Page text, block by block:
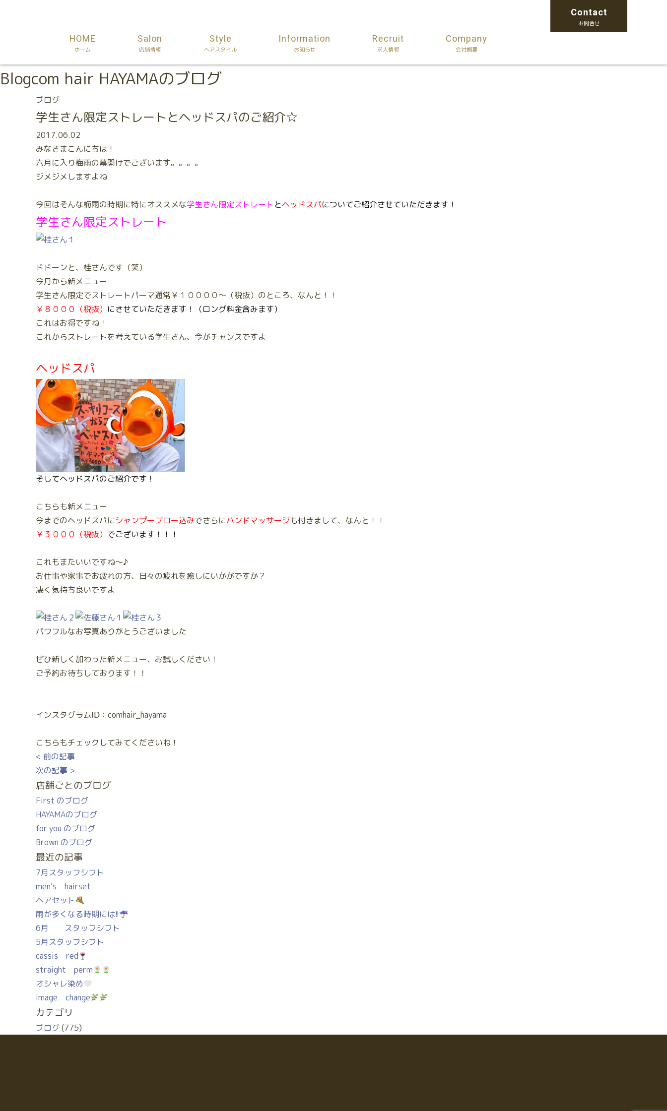
Contact
お問合せ
HOME
ホーム
Salon
店舗情報
Style
ヘアスタイル
Information
お知らせ
Recruit
求人情報
Company
会社概要
Blogcom hair HAYAMAのブログ
ブログ
学生さん限定ストレートとヘッドスパのご紹介☆
2017.06.02
みなさまこんにちは！
六月に入り梅雨の幕開けでございます。。。。
ジメジメしますよね
今回はそんな梅雨の時期に特にオススメな学生さん限定ストレートとヘッドスパについてご紹介させていただきます！
学生さん限定ストレート
ドドーンと、桂さんです（笑）
今月から新メニュー
学生さん限定でストレートパーマ通常￥１００００～（税抜）のところ、なんと！！
￥８０００（税抜） にさせていただきます！（ロング料金含みます）
これはお得ですね！
これからストレートを考えている学生さん、今がチャンスですよ
ヘッドスパ
そしてヘッドスパのご紹介です！
こちらも新メニュー
今までのヘッドスパにシャンプーブロー込みでさらにハンドマッサージも付きまして、なんと！！
￥３０００（税抜） でございます！！！
これもまたいいですね～♪
お仕事や家事でお疲れの方、日々の疲れを癒しにいかがですか？
凄く気持ち良いですよ
パワフルなお写真ありがとうございました
ぜひ新しく加わった新メニュー、お試しください！
ご予約お待ちしております！！
インスタグラムIⅮ：comhair_hayama
こちらもチェックしてみてくださいね！
< 前の記事
次の記事 >
店舗ごとのブログ
First のブログ
HAYAMAのブログ
for you のブログ
Brown のブログ
最近の記事
7月スタッフシフト
men’s hairset
ヘアセット
雨が多くなる時期には!!
6月 スタッフシフト
5月スタッフシフト
cassis red
straight perm
オシャレ染め
image change
カテゴリ
ブログ(775)